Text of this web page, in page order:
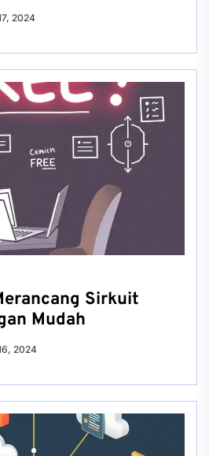
2024
Sirkuit
Mudah
2024